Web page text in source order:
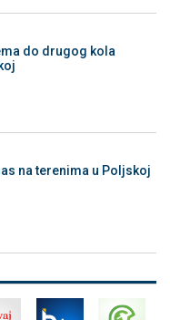
do drugog kola
na terenima u Poljskoj